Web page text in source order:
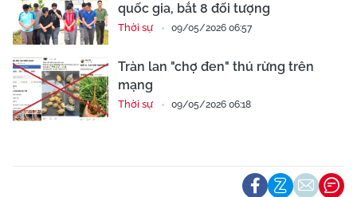
quốc gia, bắt 8 đối tượng
Thời sự 09/05/2026 06:57
Tràn lan "chợ đen" thú rừng trên
mạng
Thời sự 09/05/2026 06:18